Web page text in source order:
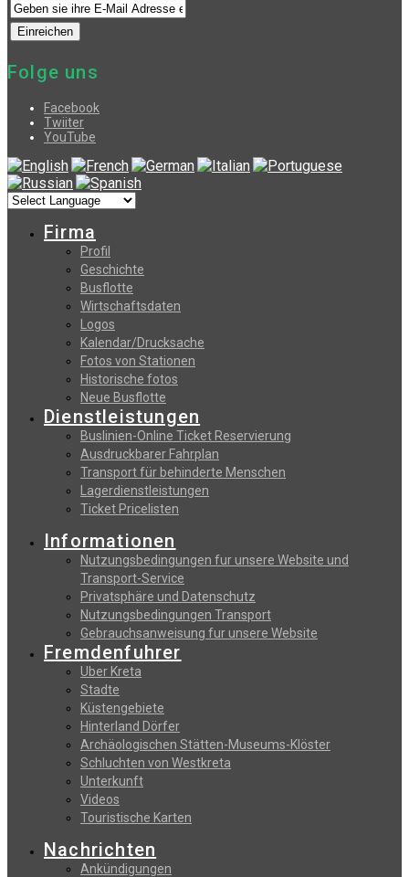
Folge uns
Facebook
Twiiter
YouTube
Firma
Profil
Geschichte
Busflotte
Wirtschaftsdaten
Logos
Kalendar/Drucksache
Fotos von Stationen
Historische fotos
Neue Busflotte
Dienstleistungen
Buslinien-Online Ticket Reservierung
Αusdruckbarer Fahrplan
Transport für behinderte Menschen
Lagerdienstleistungen
Ticket Pricelisten
Informationen
Nutzungsbedingungen fur unsere Website und
Transport-Service
Privatsphäre und Datenschutz
Nutzungsbedingungen Transport
Gebrauchsanweisung fur unsere Website
Fremdenfuhrer
Uber Kreta
Stadte
Küstengebiete
Hinterland Dörfer
Archäologischen Stätten-Museums-Klöster
Schluchten von Westkreta
Unterkunft
Videos
Touristische Karten
Nachrichten
Ankündigungen